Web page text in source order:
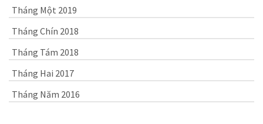
Tháng Một 2019
Tháng Chín 2018
Tháng Tám 2018
Tháng Hai 2017
Tháng Năm 2016